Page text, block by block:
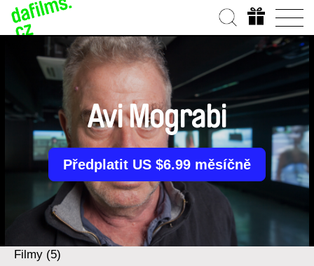
Avi Mograbi
Předplatit US $6.99 měsíčně
Filmy (5)